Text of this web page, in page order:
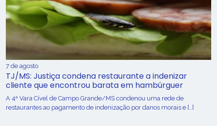
7 de agosto
TJ/MS: Justiça condena restaurante a indenizar
cliente que encontrou barata em hambúrguer
A 4ª Vara Cível de Campo Grande/MS condenou uma rede de
restaurantes ao pagamento de indenização por danos morais e […]